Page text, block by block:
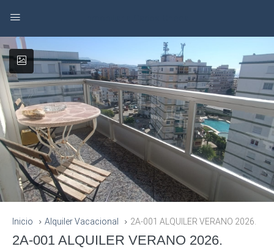
Inicio Alquiler Vacacional 2A-001 ALQUILER VERANO 2026.
2A-001 ALQUILER VERANO 2026.